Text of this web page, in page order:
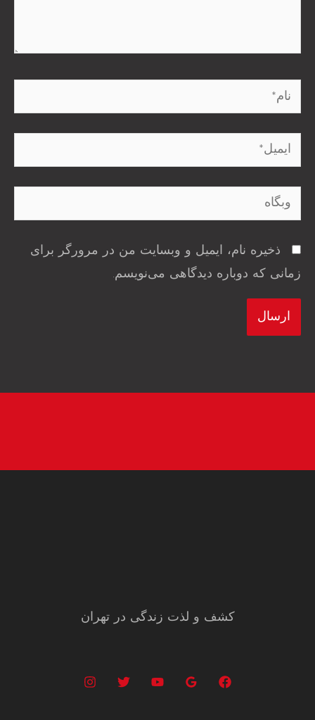
نام*
ایمیل*
وبگاه
ذخیره نام، ایمیل و وبسایت من در مرورگر برای
زمانی که دوباره دیدگاهی می‌نویسم.
کشف و لذت زندگی در تهران